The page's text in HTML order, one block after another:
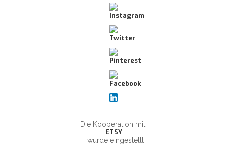
Die Kooperation mit
ETSY
wurde eingestellt